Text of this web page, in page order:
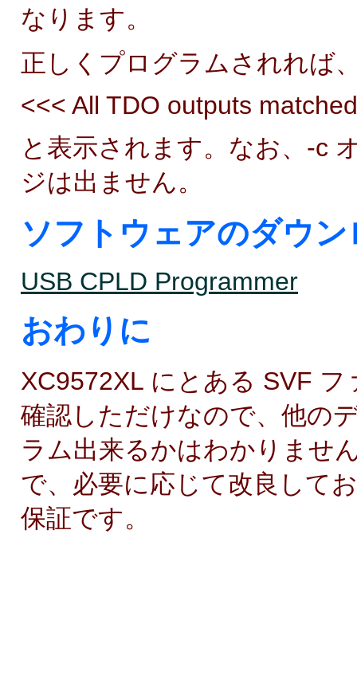
なります。
正しくプログラムされれば
<<< All TDO outputs
と表示されます。なお、-c
ジは出ません。
ソフトウェアのダウン
USB CPLD Programmer
おわりに
XC9572XL にとある SVF
確認しただけなので、他の
ラム出来るかはわかりませ
で、必要に応じて改良して
保証です。